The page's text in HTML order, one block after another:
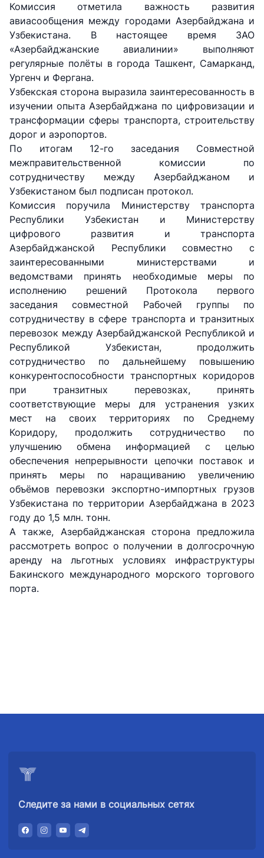
АО
"Uzbekistan
Airways"
Номер
телефона
доверия
+998 (78) 140-
02-00
АО
"O'zbekiston
temir yo'llari"
Номер
телефона
доверия
+998 (71) 237-
99-98
АО
"Uzbekistan
Airports"
Номер
телефона
доверия
+998 (55) 501-
47-09
АО
"Тошшахартрансхизмат"
телефона
доверия
1062
ООО
"Узавтовокзал
сервис"
Номер
телефона
доверия
+998 (71) 207-
+998 (71) 207-
87-02
Комитет по
автомобильным
дорогам
Номер
телефона
доверия
+998 (71) 200-
+998 (71) 207-
67-68
Комиссия отметила важность развития
авиасообщения между городами Азербайджана и
Узбекистана. В настоящее время ЗАО
«Азербайджанские авиалинии» выполняют
регулярные полёты в города Ташкент, Самарканд,
Ургенч и Фергана.
Узбекская сторона выразила заинтересованность в
изучении опыта Азербайджана по цифровизации и
трансформации сферы транспорта, строительству
дорог и аэропортов.
По итогам 12-го заседания Совместной
межправительственной комиссии по
сотрудничеству между Азербайджаном и
Узбекистаном был подписан протокол.
Комиссия поручила Министерству транспорта
Республики Узбекистан и Министерству
цифрового развития и транспорта
Азербайджанской Республики совместно с
заинтересованными министерствами и
ведомствами принять необходимые меры по
исполнению решений Протокола первого
заседания совместной Рабочей группы по
сотрудничеству в сфере транспорта и транзитных
перевозок между Азербайджанской Республикой и
Республикой Узбекистан, продолжить
сотрудничество по дальнейшему повышению
конкурентоспособности транспортных коридоров
при транзитных перевозках, принять
соответствующие меры для устранения узких
мест на своих территориях по Среднему
Коридору, продолжить сотрудничество по
улучшению обмена информацией с целью
обеспечения непрерывности цепочки поставок и
принять меры по наращиванию увеличению
объёмов перевозки экспортно-импортных грузов
Узбекистана по территории Азербайджана в 2023
году до 1,5 млн. тонн.
А также, Азербайджанская сторона предложила
рассмотреть вопрос о получении в долгосрочную
аренду на льготных условиях инфраструктуры
Бакинского международного морского торгового
порта.
Следите за нами в социальных сетях